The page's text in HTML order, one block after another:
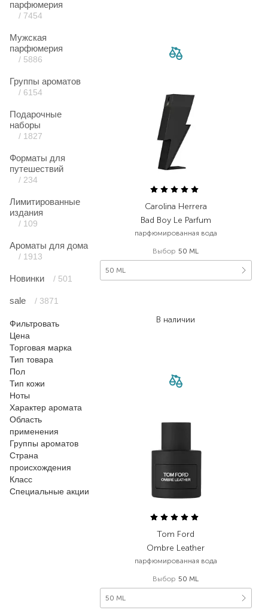
парфюмерия
/ 7454
Мужская
парфюмерия
/ 5886
Группы ароматов
/ 6154
Подарочные
наборы
/ 1827
Форматы для
путешествий
/ 234
Лимитированные
издания
/ 109
Ароматы для дома
/ 1913
Новинки / 501
sale / 3871
Фильтровать
Цена
Торговая марка
Тип товара
Пол
Тип кожи
Ноты
Характер аромата
Область
применения
Группы ароматов
Страна
происхождения
Класс
Специальные акции
Carolina Herrera
Bad Boy Le Parfum
парфюмированная вода
Выбор 50 ML
50 ML
В наличии
Tom Ford
Ombre Leather
парфюмированная вода
Выбор 50 ML
50 ML